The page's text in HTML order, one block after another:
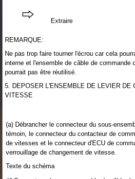
Extraire
REMARQUE:
Ne pas trop faire tourner l'écrou car cela
interne et l'ensemble de câble de commande
pourrait pas être réutilisé.
5. DEPOSER L'ENSEMBLE DE LEVIER DE
VITESSE
(a) Débrancher le connecteur du sous-
témoin, le connecteur du contacteur de
de vitesses et le connecteur d'ECU de
verrouillage de changement de vitesse.
Texte du schéma